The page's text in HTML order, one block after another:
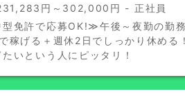
円～302,000円 - 正社員
免許で応募OK!≫午後～夜勤の勤
稼げる＋週休2日でしっかり休める
たいという人にピッタリ！